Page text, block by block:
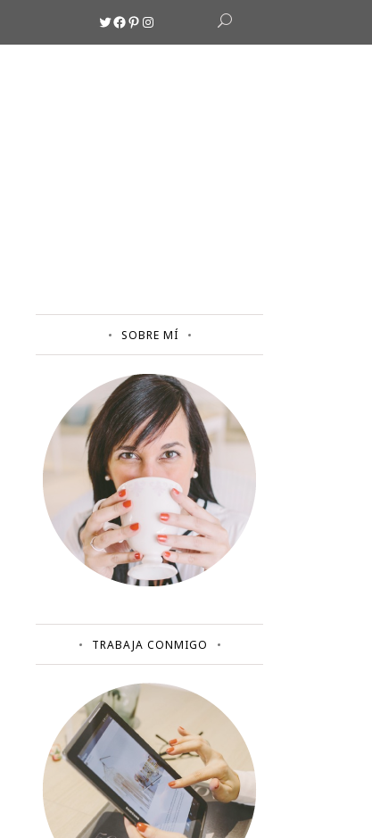
Twitter
Facebook
Pinterest
Instagram
SOBRE MÍ
TRABAJA CONMIGO